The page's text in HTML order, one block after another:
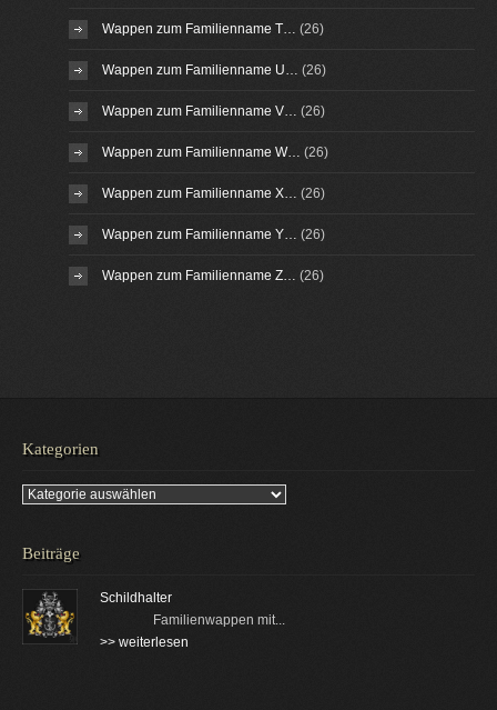
Wappen zum Familienname T… (26)
Wappen zum Familienname U… (26)
Wappen zum Familienname V… (26)
Wappen zum Familienname W… (26)
Wappen zum Familienname X… (26)
Wappen zum Familienname Y… (26)
Wappen zum Familienname Z… (26)
Kategorien
Kategorien
Beiträge
Schildhalter
Familienwappen mit...
>> weiterlesen